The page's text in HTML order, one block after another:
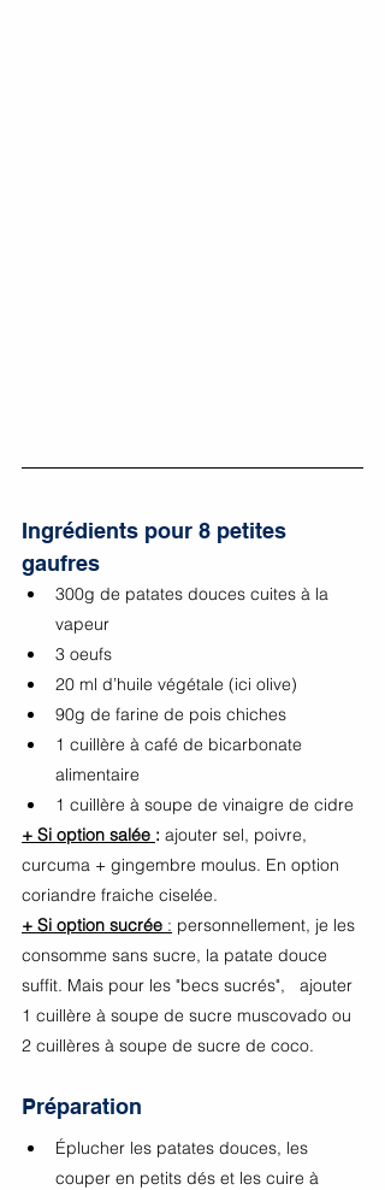
Ingrédients pour 8 petites
gaufres
300g de patates douces cuites à la
vapeur
3 oeufs
20 ml d’huile végétale (ici olive)
90g de farine de pois chiches
1 cuillère à café de bicarbonate
alimentaire
1 cuillère à soupe de vinaigre de cidre
+ Si option salée : ajouter sel, poivre,
curcuma + gingembre moulus. En option
coriandre fraiche ciselée.
+ Si option sucrée : personnellement, je les
consomme sans sucre, la patate douce
suffit. Mais pour les "becs sucrés",   ajouter
1 cuillère à soupe de sucre muscovado ou
2 cuillères à soupe de sucre de coco.
Préparation
Éplucher les patates douces, les
couper en petits dés et les cuire à